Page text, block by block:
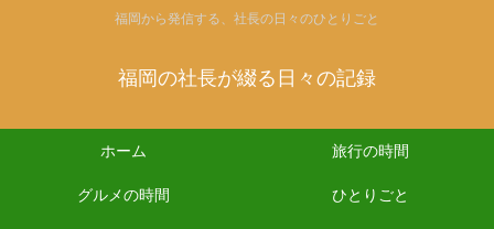
福岡から発信する、社長の日々のひとりごと
福岡の社長が綴る日々の記録
ホーム 旅行の時間
グルメの時間 ひとりごと